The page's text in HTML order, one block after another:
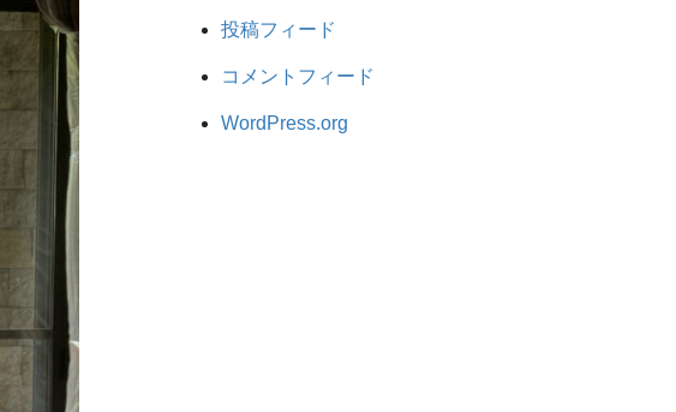
投稿フィード
コメントフィード
WordPress.org